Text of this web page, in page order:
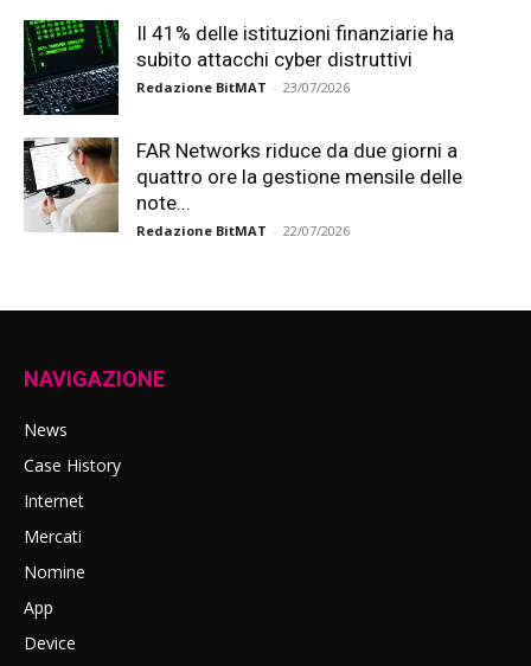
Il 41% delle istituzioni finanziarie ha
subito attacchi cyber distruttivi
Redazione BitMAT - 23/07/2026
FAR Networks riduce da due giorni a
quattro ore la gestione mensile delle
note...
Redazione BitMAT - 22/07/2026
NAVIGAZIONE
News
Case History
Internet
Mercati
Nomine
App
Device